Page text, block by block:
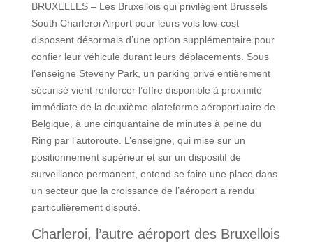
BRUXELLES – Les Bruxellois qui privilégient Brussels
South Charleroi Airport pour leurs vols low-cost
disposent désormais d’une option supplémentaire pour
confier leur véhicule durant leurs déplacements. Sous
l’enseigne Steveny Park, un parking privé entièrement
sécurisé vient renforcer l’offre disponible à proximité
immédiate de la deuxième plateforme aéroportuaire de
Belgique, à une cinquantaine de minutes à peine du
Ring par l’autoroute. L’enseigne, qui mise sur un
positionnement supérieur et sur un dispositif de
surveillance permanent, entend se faire une place dans
un secteur que la croissance de l’aéroport a rendu
particulièrement disputé.
Charleroi, l’autre aéroport des Bruxellois